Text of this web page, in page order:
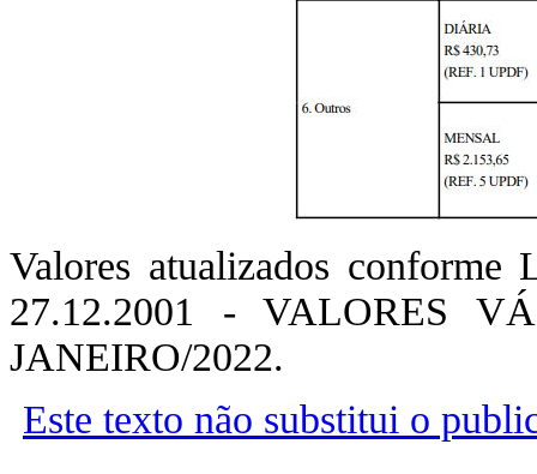
Valores atualizados
27.12.2001 - VALORES
JANEIRO/2022.
Este texto não substitui o